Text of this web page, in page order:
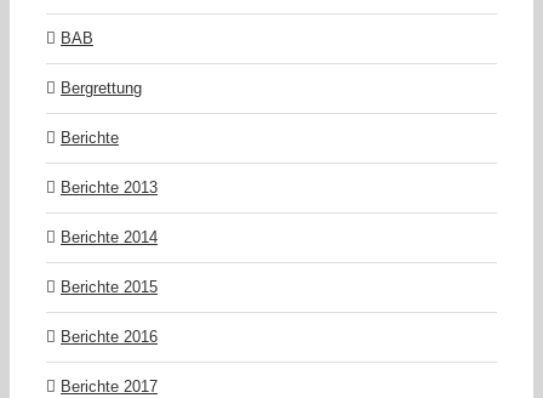
BAB
Bergrettung
Berichte
Berichte 2013
Berichte 2014
Berichte 2015
Berichte 2016
Berichte 2017